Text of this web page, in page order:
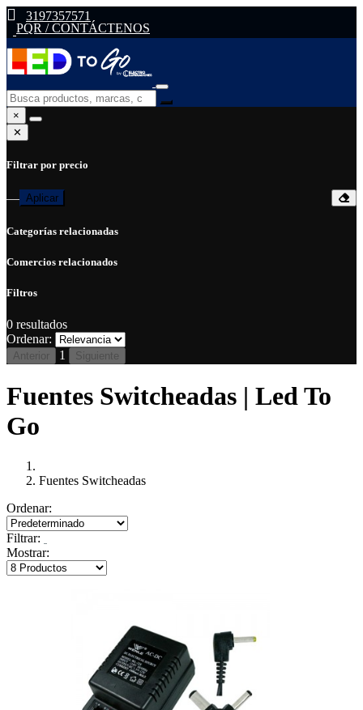
3197357571
PQR / CONTÁCTENOS
×
✕
Filtrar por precio
— Aplicar
Categorías relacionadas
Comercios relacionados
Filtros
0 resultados
Ordenar:
Anterior 1 Siguiente
Fuentes Switcheadas | Led To
Go
Fuentes Switcheadas
Ordenar:
Filtrar:
Mostrar: